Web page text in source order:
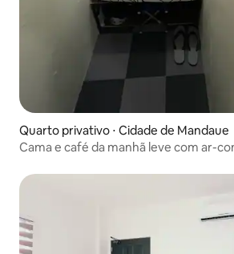
Quarto privativo ⋅ Cidade de Mandaue
Cama e café da manhã leve com ar-